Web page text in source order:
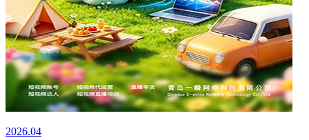
2026.04